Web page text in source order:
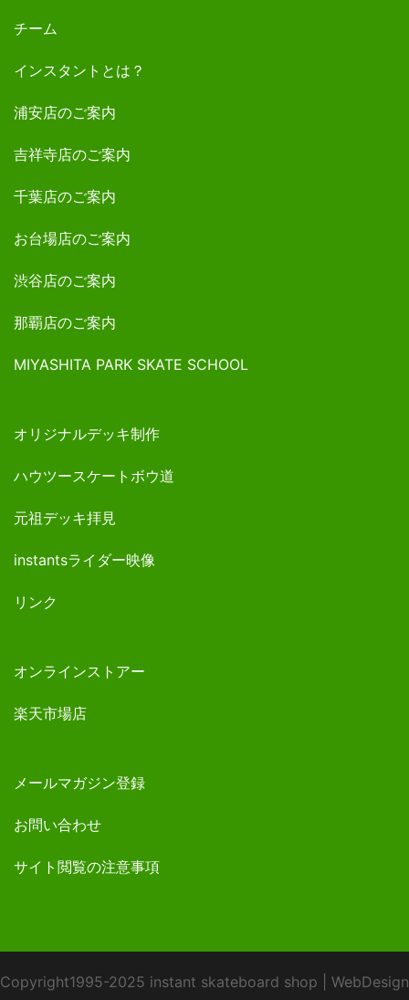
チーム
インスタントとは？
浦安店のご案内
吉祥寺店のご案内
千葉店のご案内
お台場店のご案内
渋谷店のご案内
那覇店のご案内
MIYASHITA PARK SKATE SCHOOL
オリジナルデッキ制作
ハウツースケートボウ道
元祖デッキ拝見
instantsライダー映像
リンク
オンラインストアー
楽天市場店
メールマガジン登録
お問い合わせ
サイト閲覧の注意事項
Copyright1995-2025 instant skateboard shop
WebDesign